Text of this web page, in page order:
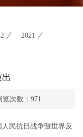
2021
次数： 971
民抗日战争暨世界反